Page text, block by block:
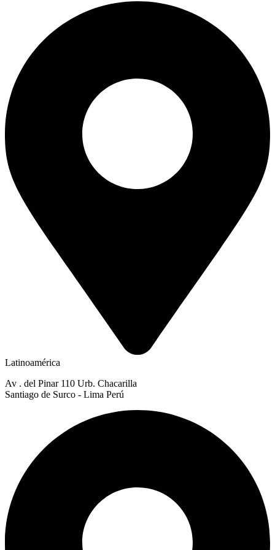
Latinoamérica
Av . del Pinar 110 Urb. Chacarilla
Santiago de Surco - Lima Perú